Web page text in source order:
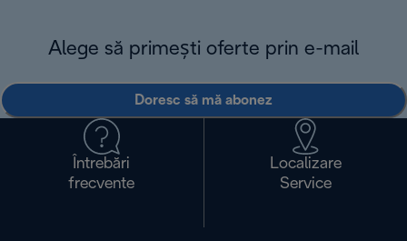
Alege să primești oferte prin e-mail
Doresc să mă abonez
Întrebări
frecvente
Localizare
Service